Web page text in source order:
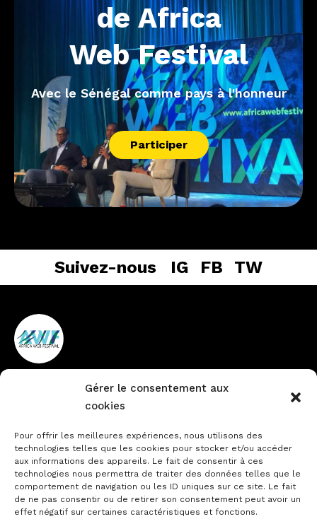
Gérer le consentement aux
cookies
Pour offrir les meilleures expériences, nous utilisons des
technologies telles que les cookies pour stocker et/ou accéder
aux informations des appareils. Le fait de consentir à ces
technologies nous permettra de traiter des données telles que le
comportement de navigation ou les ID uniques sur ce site. Le fait
de ne pas consentir ou de retirer son consentement peut avoir un
effet négatif sur certaines caractéristiques et fonctions.
de Africa
Web Festival
Avec le Sénégal comme pays à l'honneur
Participer
Suivez-nous IG FB TW
Vieux Cocody non loin de la
Technique
Contactez-nous
Notre actualité